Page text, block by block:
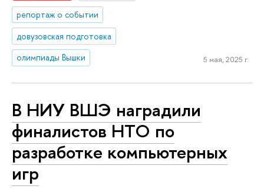
репортаж о событии
довузовская подготовка
олимпиады Вышки
5 мая, 2025 г.
В НИУ ВШЭ наградили
финалистов НТО по
разработке компьютерных
игр